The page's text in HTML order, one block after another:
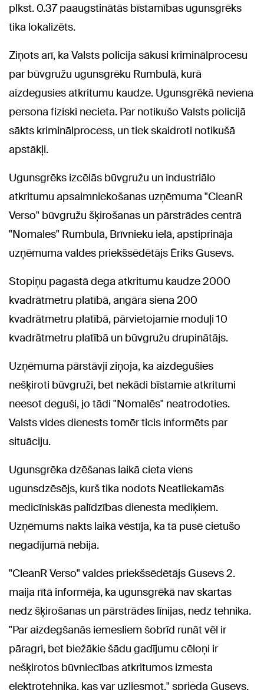
plkst. 0.37 paaugstinātās bīstamības ugunsgrēks
tika lokalizēts.
Ziņots arī, ka Valsts policija sākusi kriminālprocesu
par būvgružu ugunsgrēku Rumbulā, kurā
aizdegusies atkritumu kaudze. Ugunsgrēkā neviena
persona fiziski necieta. Par notikušo Valsts policijā
sākts kriminālprocess, un tiek skaidroti notikušā
apstākļi.
Ugunsgrēks izcēlās būvgružu un industriālo
atkritumu apsaimniekošanas uzņēmuma "CleanR
Verso" būvgružu šķirošanas un pārstrādes centrā
"Nomales" Rumbulā, Brīvnieku ielā, apstiprināja
uzņēmuma valdes priekšsēdētājs Ēriks Gusevs.
Stopiņu pagastā dega atkritumu kaudze 2000
kvadrātmetru platībā, angāra siena 200
kvadrātmetru platībā, pārvietojamie moduļi 10
kvadrātmetru platībā un būvgružu drupinātājs.
Uzņēmuma pārstāvji ziņoja, ka aizdegušies
nešķiroti būvgruži, bet nekādi bīstamie atkritumi
neesot deguši, jo tādi "Nomalēs" neatrodoties.
Valsts vides dienests tomēr ticis informēts par
situāciju.
Ugunsgrēka dzēšanas laikā cieta viens
ugunsdzēsējs, kurš tika nodots Neatliekamās
medicīniskās palīdzības dienesta mediķiem.
Uzņēmums nakts laikā vēstīja, ka tā pusē cietušo
negadījumā nebija.
"CleanR Verso" valdes priekšsēdētājs Gusevs 2.
maija rītā informēja, ka ugunsgrēkā nav skartas
nedz šķirošanas un pārstrādes līnijas, nedz tehnika.
"Par aizdegšanās iemesliem šobrīd runāt vēl ir
pāragri, bet biežākie šādu gadījumu cēloņi ir
nešķirotos būvniecības atkritumos izmesta
elektrotehnika, kas var uzliesmot," sprieda Gusevs.